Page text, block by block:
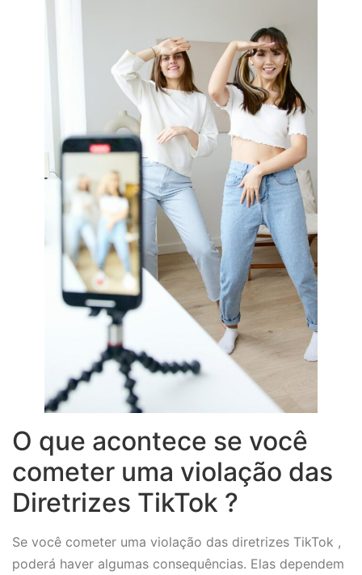
O que acontece se você
cometer uma violação das
Diretrizes TikTok ?
Se você cometer uma violação das diretrizes TikTok ,
poderá haver algumas consequências. Elas dependem